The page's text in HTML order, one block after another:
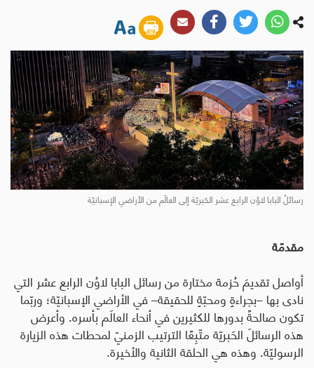
رسائلُ البابا لاوُن الرابع عشر الحَبريّة إلى العالَم من الأراضي الإسبانيّة
مقدمّة
أواصل تقديمَ حُزمة مختارة من رسائل البابا لاوُن الرابع عشر التي
نادى بها –بجراءةٍ ومحبّةٍ للحقيقة– في الأراضي الإسبانيّة؛ وربّما
تكون صالحةً بدورها للكثيرين في أنحاء العالَم بأسره. وأعرض
هذه الرسائلَ الحَبريّة متّبِعًا الترتيب الزمنيّ لمحطات هذه الزيارة
الرسوليّة. وهذه هي الحلقة الثانية والأخيرة.